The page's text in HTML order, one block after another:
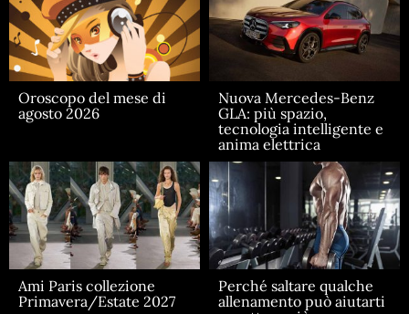
Oroscopo del mese di
agosto 2026
Nuova Mercedes-Benz
GLA: più spazio,
tecnologia intelligente e
anima elettrica
Ami Paris collezione
Primavera/Estate 2027
Perché saltare qualche
allenamento può aiutarti